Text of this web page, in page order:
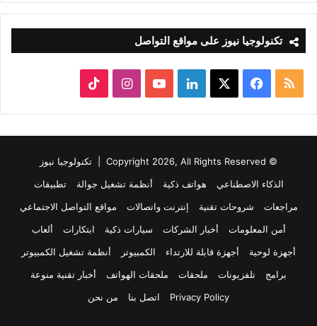
تكنولوجيا نيوز على مواقع التواصل
ملخص
الموقع
RSS
فيسبوك لينكدإن‫YouTubeانستقرام
© Copyright 2026, All Rights Reserved |
تكنولوجيا نيوز
الذكاء الاصطناعي
هواتف ذكية أنظمة تشغيل جوالة
تطبيقات
مراجعات
شروحات تقنية إنترنت واتصالات
مواقع التواصل الاجتماعي
أمن المعلومات
أخبار الشركات سيارات ذكية ابتكارات
ألعاب
أجهزة لوحية
أجهزة قابلة للارتداء الكمبيوتر
أنظمة تشغيل الكمبيوتر
برامج
تلفزيونات ملحقات ملحقات الهواتف
أخبار تقنية منوعة
Privacy Policy
اتصل بنا من نحن